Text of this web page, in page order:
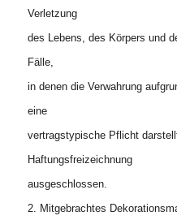
Verletzung
des Lebens, des Körpers und
Fälle,
in denen die Verwahrung
eine
vertragstypische Pflicht
Haftungsfreizeichnung
ausgeschlossen.
2. Mitgebrachtes